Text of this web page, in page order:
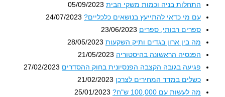
התחלות בניה וכמות משקי הבית 05/09/2023
עם מי כדאי להתייעץ בנושאים כלכליים? 24/07/2023
ספרים רבותי, ספרים 23/06/2023
מה בין ארון בגדים ותיק השקעות 28/05/2023
הפנסיה הראשונה בהיסטוריה 21/05/2023
פגיעה בגובה הקצבה הפנסיונית בחוק ההסדרים 27/02/2023
כשלים במדד המחירים לצרכן 21/02/2023
מה לעשות עם 100,000 ש"ח?
25/01/2023